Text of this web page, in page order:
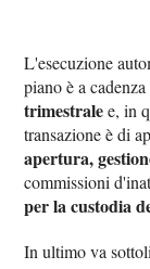
L'esecuzione
piano è a cadenza
trimestralee, in
transazione è di
apertura,
commissioni
per la custodia
In ultimo va